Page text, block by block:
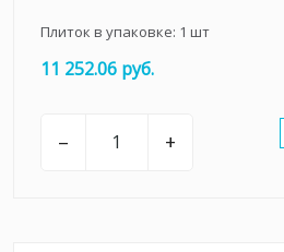
Плиток в упаковке: 1 шт
11 252.06 руб.
– +